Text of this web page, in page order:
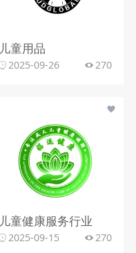
儿童用品
2025-09-26 270
儿童健康服务行业
2025-09-15 270